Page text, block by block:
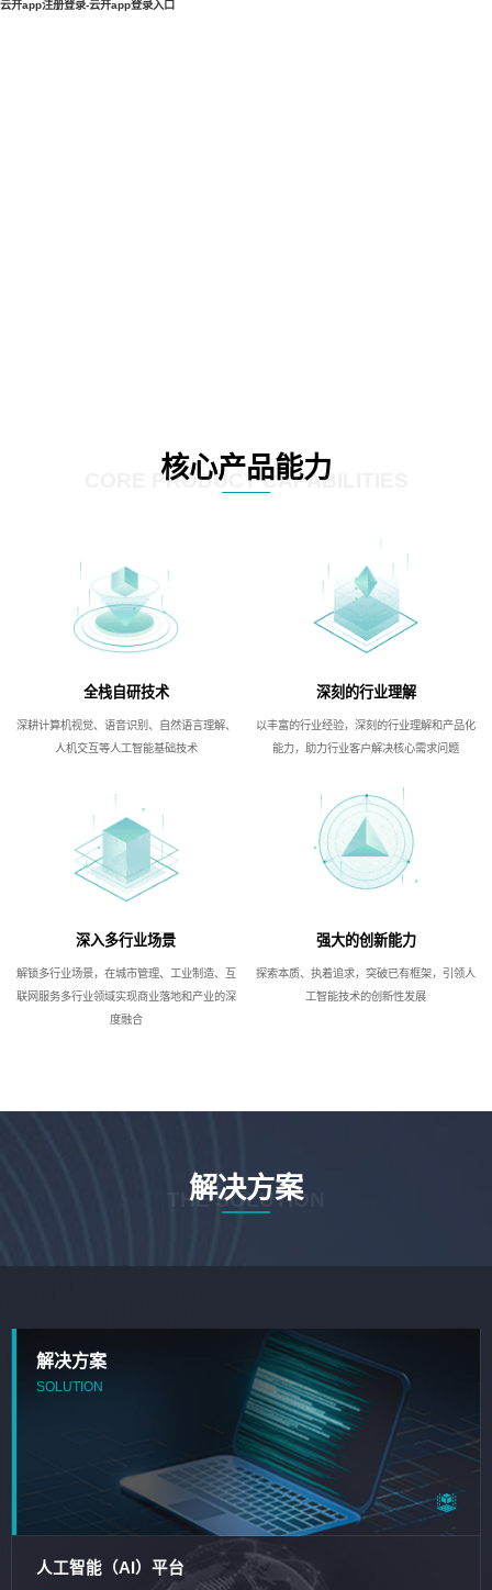
云开app注册登录-云开app登录入口
核心产品能力
CORE PRODUCT CAPABILITIES
全栈自研技术
深耕计算机视觉、语音识别、自然语言理解、
人机交互等人工智能基础技术
深刻的行业理解
以丰富的行业经验，深刻的行业理解和产品化
能力，助力行业客户解决核心需求问题
深入多行业场景
解锁多行业场景，在城市管理、工业制造、互
联网服务多行业领域实现商业落地和产业的深
度融合
强大的创新能力
探索本质、执着追求，突破已有框架，引领人
工智能技术的创新性发展
解决方案
THE SOLUTION
解决方案
SOLUTION
人工智能（AI）平台